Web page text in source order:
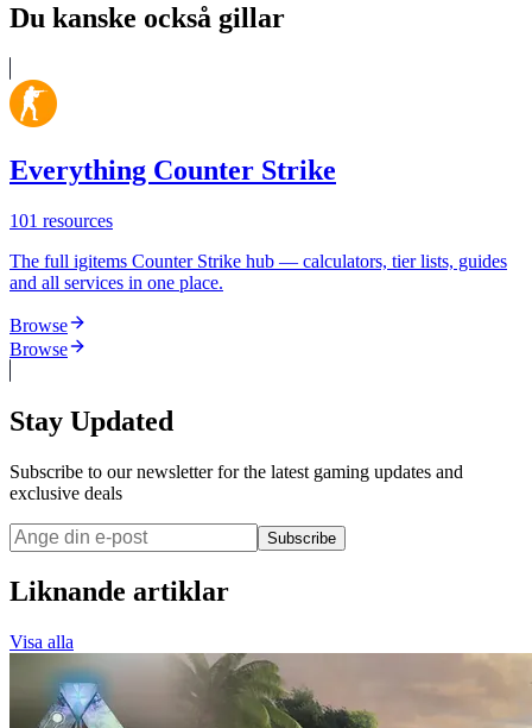
Du kanske också gillar
Everything Counter Strike
101 resources
The full igitems Counter Strike hub — calculators, tier lists, guides
and all services in one place.
Browse
Browse
Stay Updated
Subscribe to our newsletter for the latest gaming updates and
exclusive deals
Subscribe
Liknande artiklar
Visa alla